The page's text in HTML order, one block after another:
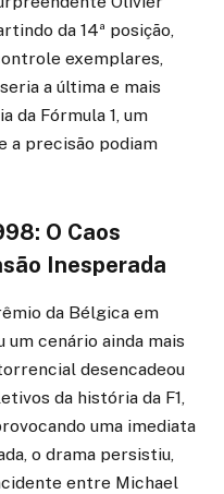
da 14ª posição,
exemplares,
a última e mais
da Fórmula 1, um
a precisão podiam
O Caos
Inesperada
da Bélgica em
cenário ainda mais
desencadeou
da história da F1,
uma imediata
o drama persistiu,
entre Michael